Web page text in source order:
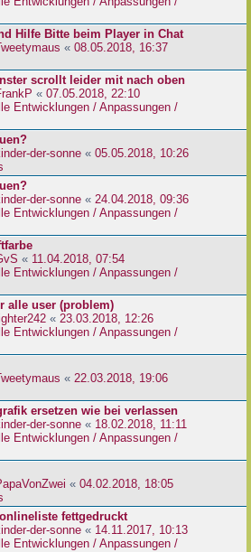
Hilfe Bitte beim Player in Chat
« 08.05.2018, 16:37
scrollt leider mit nach oben
« 07.05.2018, 22:10
Entwicklungen / Anpassungen /
der-sonne « 05.05.2018, 10:26
der-sonne « 24.04.2018, 09:36
Entwicklungen / Anpassungen /
« 11.04.2018, 07:54
Entwicklungen / Anpassungen /
alle user (problem)
« 23.03.2018, 12:26
Entwicklungen / Anpassungen /
« 22.03.2018, 19:06
ersetzen wie bei verlassen
der-sonne « 18.02.2018, 11:11
Entwicklungen / Anpassungen /
« 04.02.2018, 18:05
fettgedruckt
der-sonne « 14.11.2017, 10:13
Entwicklungen / Anpassungen /